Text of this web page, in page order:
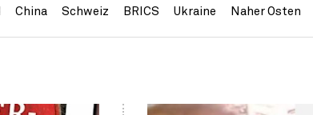
China Schweiz BRICS Ukraine Naher Osten